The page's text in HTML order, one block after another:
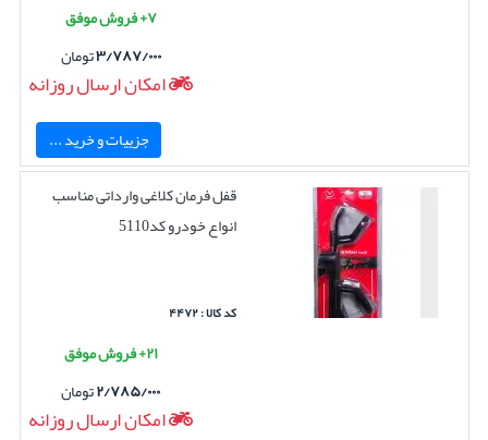
۷+ فروش موفق
۳/۷۸۷/۰۰۰تومان
امکان ارسال روزانه
جزییات و خرید ...
قفل فرمان کلاغی وارداتی مناسب
انواع خودرو کد5110
کد کالا : ۴۴۷۲
۲۱+ فروش موفق
۲/۷۸۵/۰۰۰تومان
امکان ارسال روزانه